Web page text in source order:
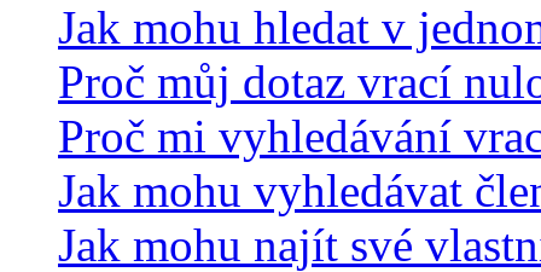
Jak mohu hledat v
Proč můj dotaz vrací
Proč mi vyhledávání
Jak mohu vyhledávat
Jak mohu najít své